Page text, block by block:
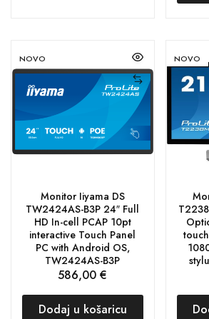
NOVO
Monitor Iiyama DS
TW2424AS-B3P 24″ Full
HD In-cell PCAP 10pt
interactive Touch Panel
PC with Android OS,
TW2424AS-B3P
586,00€
Dodaj u košaricu
NOVO